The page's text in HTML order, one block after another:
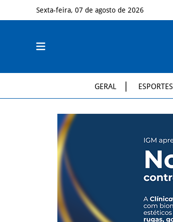
Sexta-feira, 07 de agosto de 2026
GERAL ESPORTES